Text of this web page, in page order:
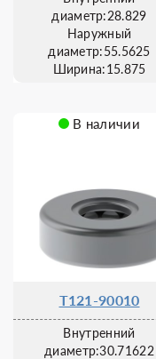
диаметр:28.829
Наружный
диаметр:55.5625
Ширина:15.875
В наличии
T121-90010
Внутренний
диаметр:30.71622